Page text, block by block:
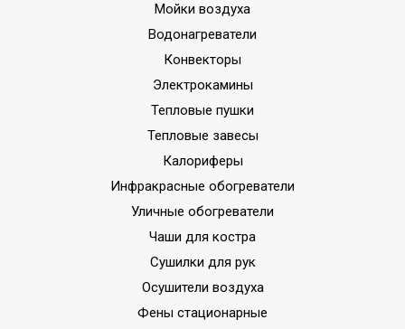
Мойки воздуха
Водонагреватели
Конвекторы
Электрокамины
Тепловые пушки
Тепловые завесы
Калориферы
Инфракрасные обогреватели
Уличные обогреватели
Чаши для костра
Сушилки для рук
Осушители воздуха
Фены стационарные